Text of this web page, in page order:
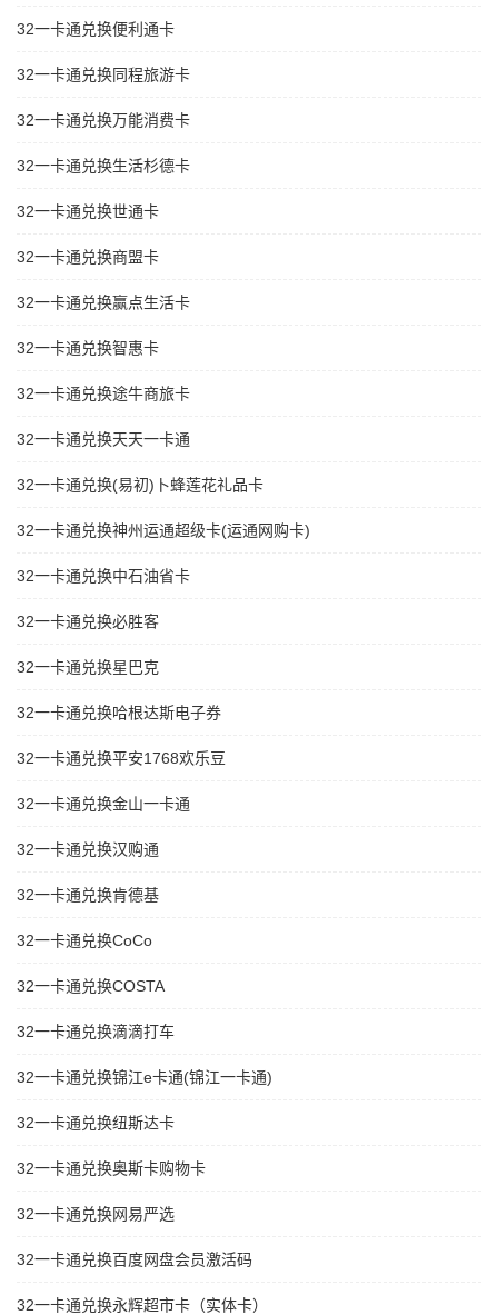
32一卡通兑换便利通卡
32一卡通兑换同程旅游卡
32一卡通兑换万能消费卡
32一卡通兑换生活杉德卡
32一卡通兑换世通卡
32一卡通兑换商盟卡
32一卡通兑换赢点生活卡
32一卡通兑换智惠卡
32一卡通兑换途牛商旅卡
32一卡通兑换天天一卡通
32一卡通兑换(易初)卜蜂莲花礼品卡
32一卡通兑换神州运通超级卡(运通网购卡)
32一卡通兑换中石油省卡
32一卡通兑换必胜客
32一卡通兑换星巴克
32一卡通兑换哈根达斯电子券
32一卡通兑换平安1768欢乐豆
32一卡通兑换金山一卡通
32一卡通兑换汉购通
32一卡通兑换肯德基
32一卡通兑换CoCo
32一卡通兑换COSTA
32一卡通兑换滴滴打车
32一卡通兑换锦江e卡通(锦江一卡通)
32一卡通兑换纽斯达卡
32一卡通兑换奥斯卡购物卡
32一卡通兑换网易严选
32一卡通兑换百度网盘会员激活码
32一卡通兑换永辉超市卡（实体卡）